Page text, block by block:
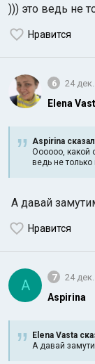
))) это ведь не
Нравится
6 24
Elena
Aspirina
Оооооо, какой
ведь не
А давай
Нравится
A 7 24
Aspirina
Elena Vasta
А давай